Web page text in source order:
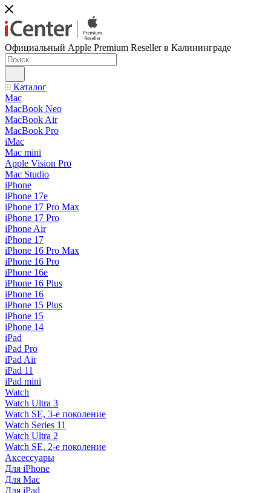
Официальный Apple Premium Reseller в Калининграде
Каталог
Mac
MacBook Neo
MacBook Air
MacBook Pro
iMac
Mac mini
Apple Vision Pro
Mac Studio
iPhone
iPhone 17e
iPhone 17 Pro Max
iPhone 17 Pro
iPhone Air
iPhone 17
iPhone 16 Pro Max
iPhone 16 Pro
iPhone 16e
iPhone 16 Plus
iPhone 16
iPhone 15 Plus
iPhone 15
iPhone 14
iPad
iPad Pro
iPad Air
iPad 11
iPad mini
Watch
Watch Ultra 3
Watch SE, 3-е поколение
Watch Series 11
Watch Ultra 2
Watch SE, 2-е поколение
Аксессуары
Для iPhone
Для Mac
Для iPad